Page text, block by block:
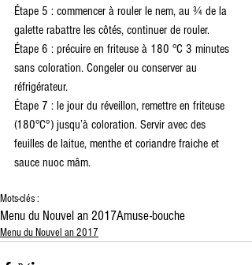
Étape 5 : commencer à rouler le nem, au ¾ de la
galette rabattre les côtés, continuer de rouler.
Étape 6 : précuire en friteuse à 180 °C 3 minutes
sans coloration. Congeler ou conserver au
réfrigérateur.
Étape 7 : le jour du réveillon, remettre en friteuse
(180°C°) jusqu’à coloration. Servir avec des
feuilles de laitue, menthe et coriandre fraiche et
sauce nuoc mâm.
Mots-clés :
Menu du Nouvel an 2017Amuse-bouche
Menu du Nouvel an 2017